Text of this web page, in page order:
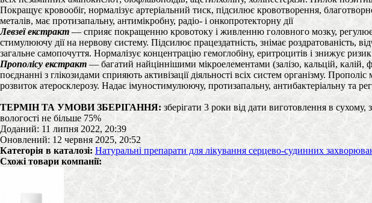
Покращує кровообіг, нормалізує артеріальний тиск, підсилює кровотворення,
металів, має протизапальну, антимікробну, радіо- і онкопротекторну дії
Левзеї екстракт— сприяє покращенню кровотоку і живленню головного мозку, регулює
стимулюючу дії на нервову систему. Підсилює працездатність, знімає роздратованість,
загальне самопочуття. Нормалізує концентрацію гемоглобіну, еритроцитів і знижує
Прополісу екстракт— багатий найціннішими мікроелементами (залізо, кальцій,
поєднанні з глікозидами сприяють активізації діяльності всіх систем організму.
розвиток атеросклерозу. Надає імуностимулюючу, протизапальну, антибактеріальну та
ТЕРМІН ТА УМОВИ ЗБЕРІГАННЯ: зберігати 3 роки від дати виготовлення в сухому,
вологості не більше 75%
Доданий: 11 липня 2022, 20:39
Оновлений: 12 червня 2025, 20:52
Категорія в каталозі: Натуральні препарати для лікування серцево-судинних
Схожі товари компанії: